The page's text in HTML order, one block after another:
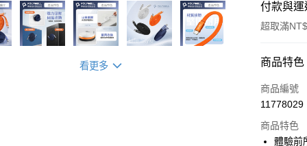
看更多
付款與
超取滿
付款方式
信用卡一
LINE Pay
商品特色
商品編號
11778029
商品特色
體驗前